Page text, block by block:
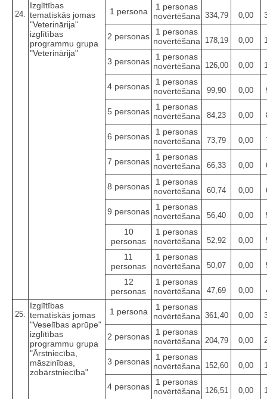
24.
Izglītības
tematiskās jomas
"Veterinārija"
izglītības
programmu grupa
"Veterinārija"
1 persona
1 personas
novērtēšana 334,79 0,00
2 personas
1 personas
novērtēšana
178,19 0,00
3 personas
1 personas
novērtēšana
126,00 0,00
4 personas
1 personas
novērtēšana
99,90 0,00
5 personas
1 personas
novērtēšana
84,23 0,00
6 personas
1 personas
novērtēšana
73,79 0,00
7 personas
1 personas
novērtēšana
66,33 0,00
8 personas
1 personas
novērtēšana
60,74 0,00
9 personas
1 personas
novērtēšana
56,40 0,00
10
personas
1 personas
novērtēšana
52,92 0,00
11
personas
1 personas
novērtēšana
50,07 0,00
12
personas
1 personas
novērtēšana
47,69 0,00
25.
Izglītības
tematiskās jomas
"Veselības aprūpe"
izglītības
programmu grupa
"Ārstniecība,
māszinības,
zobārstniecība"
1 persona
1 personas
novērtēšana 361,40 0,00
2 personas
1 personas
novērtēšana 204,79 0,00
3 personas
1 personas
novērtēšana
152,60 0,00
4 personas
1 personas
novērtēšana
126,51 0,00